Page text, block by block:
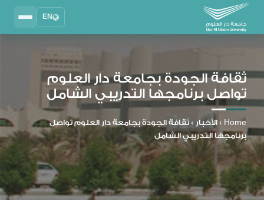
EN
2025 - 2026
نظام إدارة التعلم
MYLMS
نظام معلومات الطلاب
MTSIS
إدارة الموارد البشرية
نظام التواصل الإداري
ثقافة الجودة بجامعة دار العلوم
تواصل برنامجها التدريبي الشامل
Home
› الأخبار › ثقافة الجودة بجامعة دار العلوم تواصل
برنامجها التدريبي الشامل